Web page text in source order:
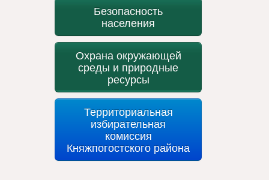
Безопасность
населения
Охрана окружающей
среды и природные
ресурсы
Территориальная
избирательная
комиссия
Княжпогостского района